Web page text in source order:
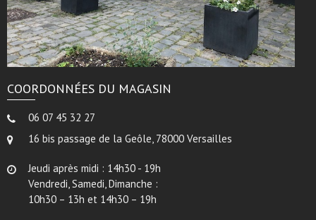
COORDONNÉES DU MAGASIN
06 07 45 32 27
16 bis passage de la Geôle, 78000 Versailles
Jeudi après midi : 14h30 - 19h
Vendredi, Samedi, Dimanche :
10h30 – 13h et 14h30 – 19h